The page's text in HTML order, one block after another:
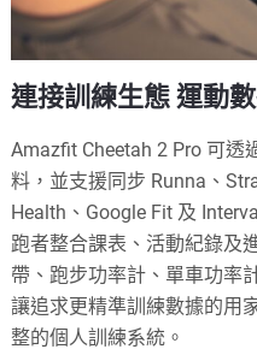
連接訓練生態 運動
Amazfit Cheetah 2 Pro 可透
料，並支援同步 Runna、
Health、Google Fit 及
跑者整合課表、活動紀錄及
帶、跑步功率計、單車功率
讓追求更精準訓練數據的用
整的個人訓練系統。